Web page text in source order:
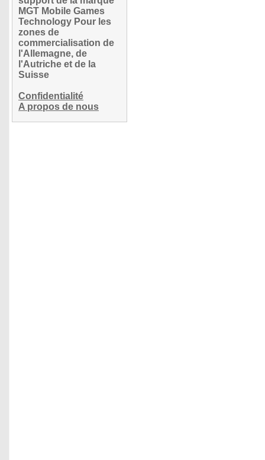
MGT Mobile Games
Technology Pour les
zones de
commercialisation de
l'Allemagne, de
l'Autriche et de la
Suisse
Confidentialité
A propos de nous